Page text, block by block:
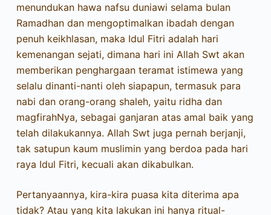
menundukan hawa nafsu duniawi selama bulan
Ramadhan dan mengoptimalkan ibadah dengan
penuh keikhlasan, maka Idul Fitri adalah hari
kemenangan sejati, dimana hari ini Allah Swt akan
memberikan penghargaan teramat istimewa yang
selalu dinanti-nanti oleh siapapun, termasuk para
nabi dan orang-orang shaleh, yaitu ridha dan
magfirahNya, sebagai ganjaran atas amal baik yang
telah dilakukannya. Allah Swt juga pernah berjanji,
tak satupun kaum muslimin yang berdoa pada hari
raya Idul Fitri, kecuali akan dikabulkan.
Pertanyaannya, kira-kira puasa kita diterima apa
tidak? Atau yang kita lakukan ini hanya ritual-